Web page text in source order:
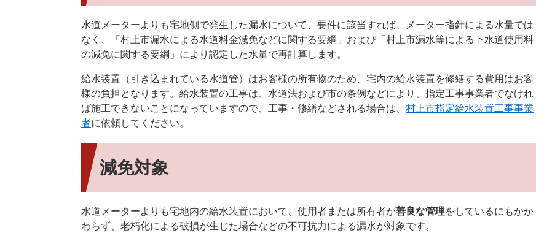
水道メーターよりも宅地側で発生した漏水について、要件に該当すれば、メーター指針による水量では
なく、「村上市漏水による水道料金減免などに関する要綱」および「村上市漏水等による下水道使用料
の減免に関する要綱」により認定した水量で再計算します。
給水装置（引き込まれている水道管）はお客様の所有物のため、宅内の給水装置を修繕する費用はお客
様の負担となります。給水装置の工事は、水道法および市の条例などにより、指定工事事業者でなけれ
ば施工できないことになっていますので、工事・修繕などされる場合は、 村上市指定給水装置工事事業
者に依頼してください。
減免対象
水道メーターよりも宅地内の給水装置において、使用者または所有者が善良な管理をしているにもかか
わらず、老朽化による破損が生じた場合などの不可抗力による漏水が対象です。